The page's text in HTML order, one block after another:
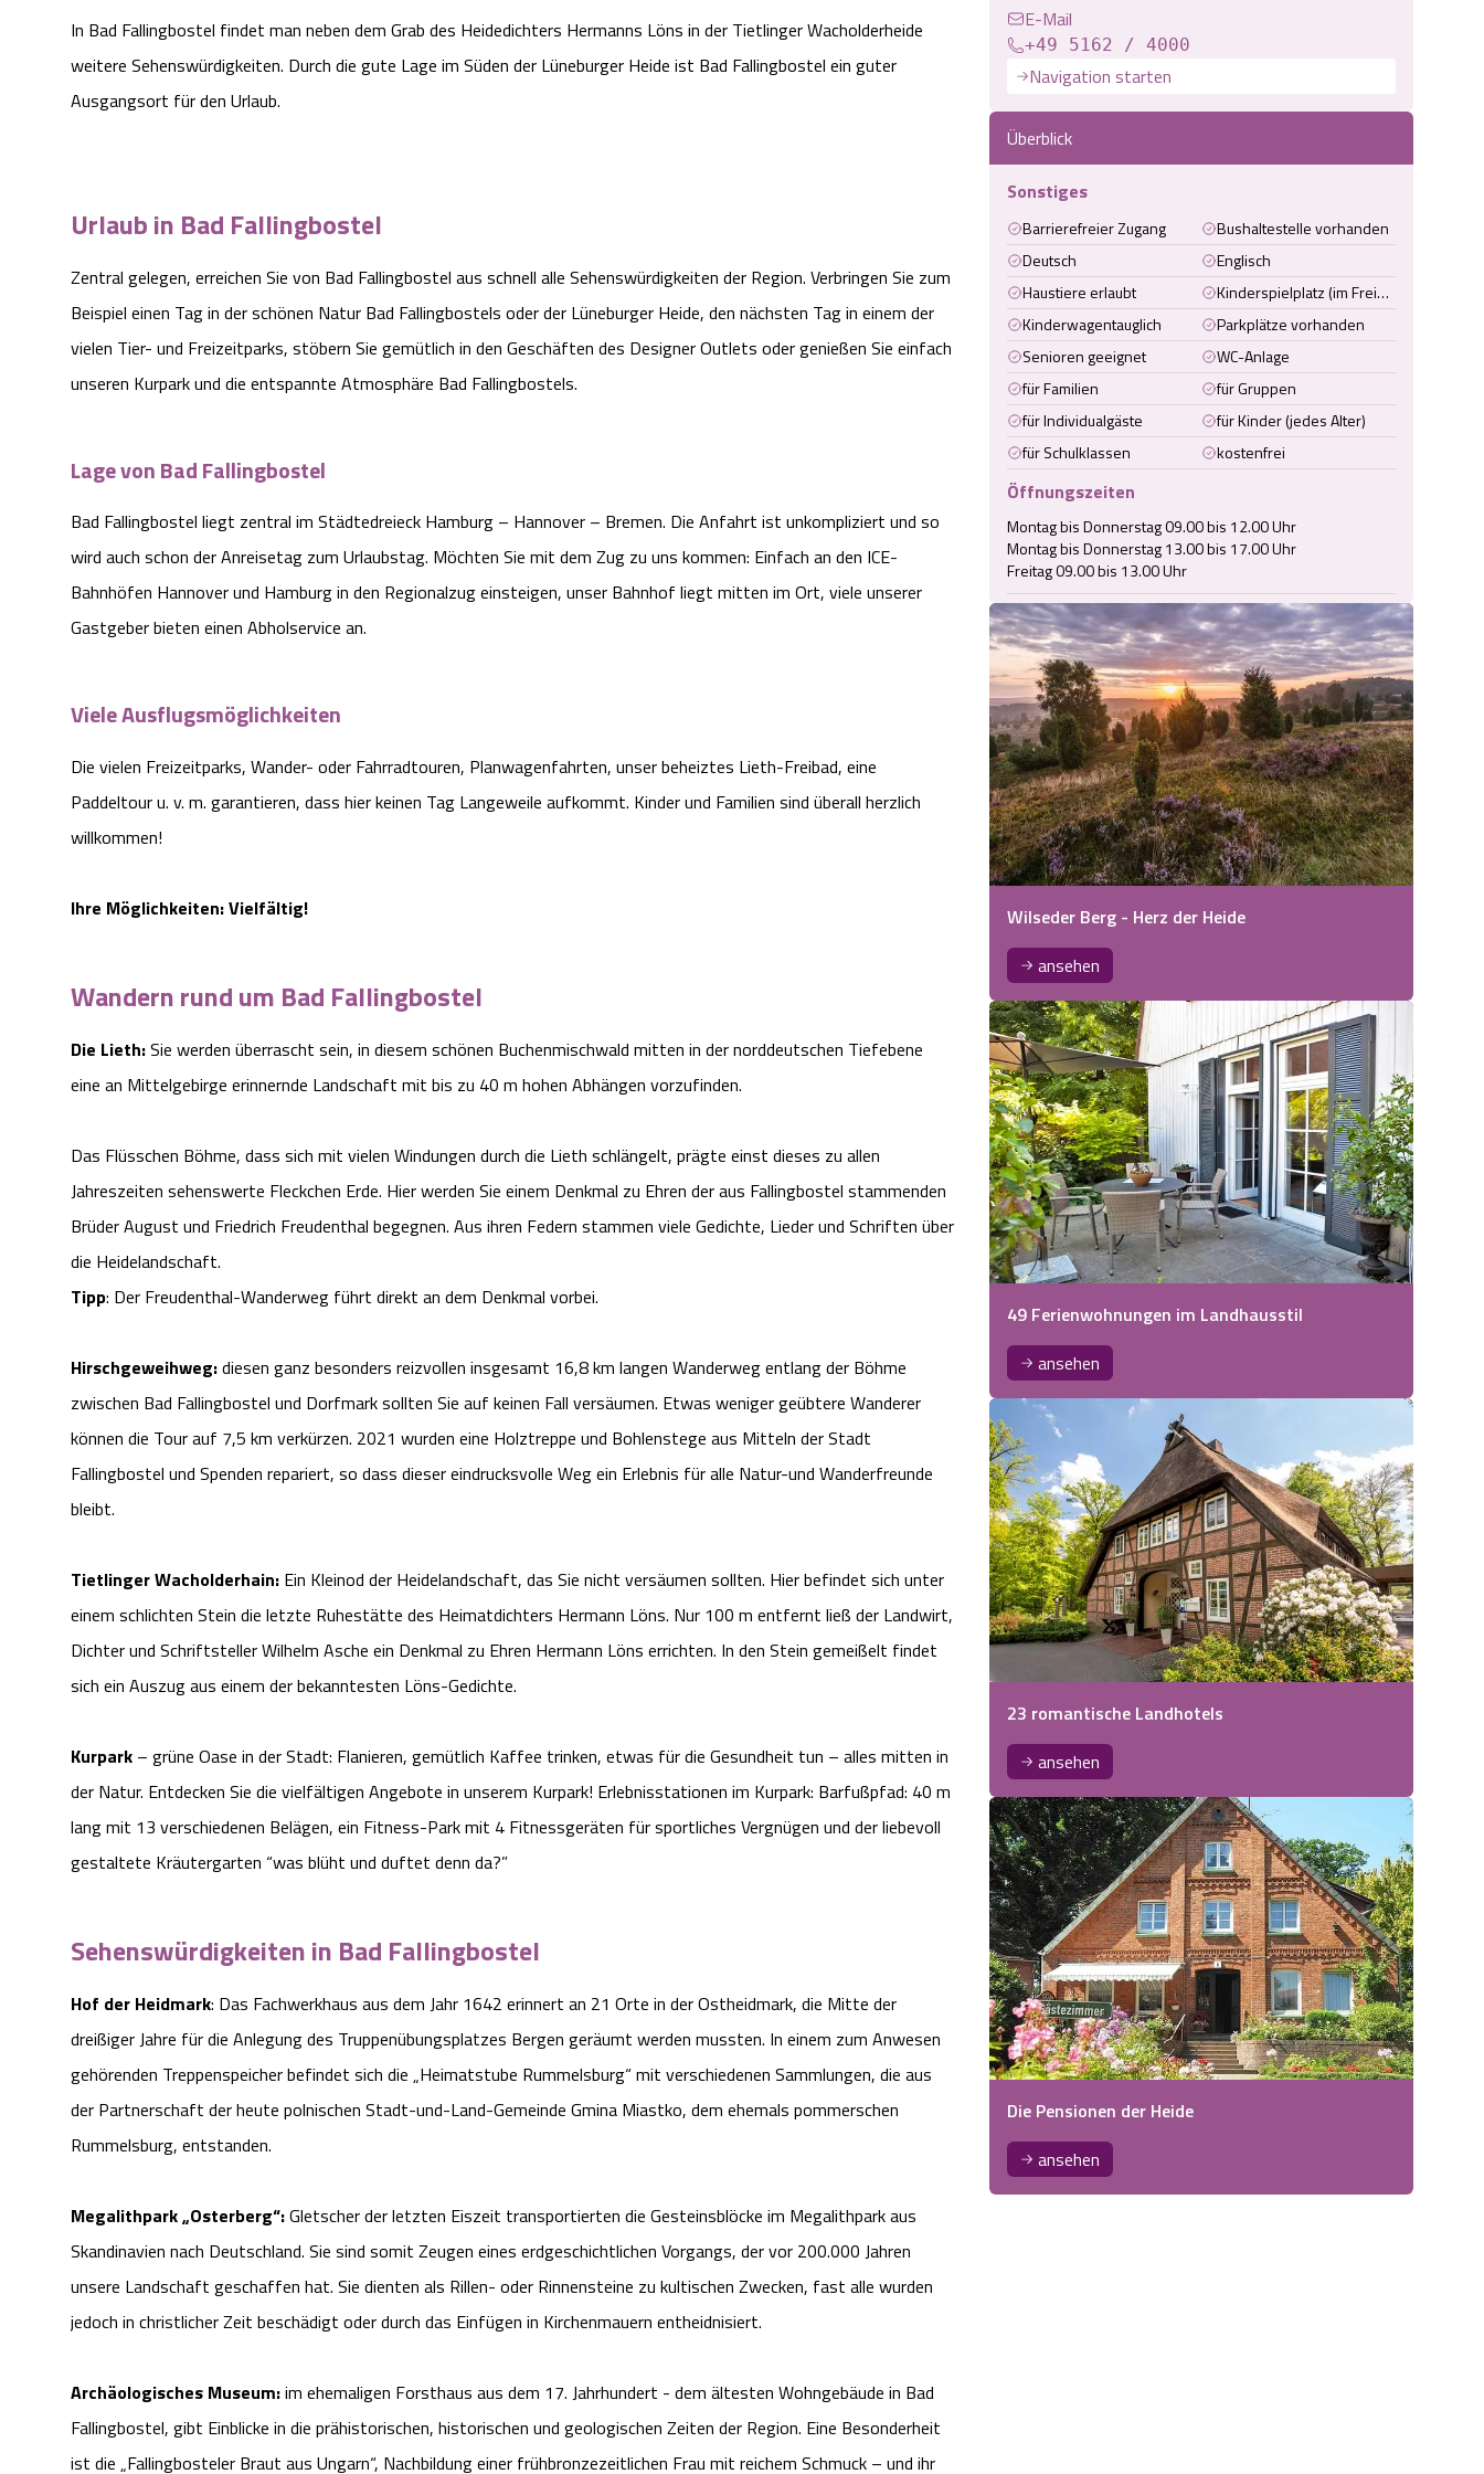
In Bad Fallingbostel findet man neben dem Grab des Heidedichters Hermanns Löns in der Tietlinger Wacholderheide
weitere Sehenswürdigkeiten. Durch die gute Lage im Süden der Lüneburger Heide ist Bad Fallingbostel ein guter
Ausgangsort für den Urlaub.
Urlaub in Bad Fallingbostel
Zentral gelegen, erreichen Sie von Bad Fallingbostel aus schnell alle Sehenswürdigkeiten der Region. Verbringen Sie zum
Beispiel einen Tag in der schönen Natur Bad Fallingbostels oder der Lüneburger Heide, den nächsten Tag in einem der
vielen Tier- und Freizeitparks, stöbern Sie gemütlich in den Geschäften des Designer Outlets oder genießen Sie einfach
unseren Kurpark und die entspannte Atmosphäre Bad Fallingbostels.
Lage von Bad Fallingbostel
Bad Fallingbostel liegt zentral im Städtedreieck Hamburg – Hannover – Bremen. Die Anfahrt ist unkompliziert und so
wird auch schon der Anreisetag zum Urlaubstag. Möchten Sie mit dem Zug zu uns kommen: Einfach an den ICE-
Bahnhöfen Hannover und Hamburg in den Regionalzug einsteigen, unser Bahnhof liegt mitten im Ort, viele unserer
Gastgeber bieten einen Abholservice an.
Viele Ausflugsmöglichkeiten
Die vielen Freizeitparks, Wander- oder Fahrradtouren, Planwagenfahrten, unser beheiztes Lieth-Freibad, eine
Paddeltour u. v. m. garantieren, dass hier keinen Tag Langeweile aufkommt. Kinder und Familien sind überall herzlich
willkommen!
Ihre Möglichkeiten: Vielfältig!
Wandern rund um Bad Fallingbostel
Die Lieth:Sie werden überrascht sein, in diesem schönen Buchenmischwald mitten in der norddeutschen Tiefebene
eine an Mittelgebirge erinnernde Landschaft mit bis zu 40 m hohen Abhängen vorzufinden.
Das Flüsschen Böhme, dass sich mit vielen Windungen durch die Lieth schlängelt, prägte einst dieses zu allen
Jahreszeiten sehenswerte Fleckchen Erde. Hier werden Sie einem Denkmal zu Ehren der aus Fallingbostel stammenden
Brüder August und Friedrich Freudenthal begegnen. Aus ihren Federn stammen viele Gedichte, Lieder und Schriften über
die Heidelandschaft.
Tipp: Der Freudenthal-Wanderweg führt direkt an dem Denkmal vorbei.
Hirschgeweihweg:diesen ganz besonders reizvollen insgesamt 16,8 km langen Wanderweg entlang der Böhme
zwischen Bad Fallingbostel und Dorfmark sollten Sie auf keinen Fall versäumen. Etwas weniger geübtere Wanderer
können die Tour auf 7,5 km verkürzen. 2021 wurden eine Holztreppe und Bohlenstege aus Mitteln der Stadt
Fallingbostel und Spenden repariert, so dass dieser eindrucksvolle Weg ein Erlebnis für alle Natur-und Wanderfreunde
bleibt.
Tietlinger Wacholderhain: Ein Kleinod der Heidelandschaft, das Sie nicht versäumen sollten. Hier befindet sich unter
einem schlichten Stein die letzte Ruhestätte des Heimatdichters Hermann Löns. Nur 100 m entfernt ließ der Landwirt,
Dichter und Schriftsteller Wilhelm Asche ein Denkmal zu Ehren Hermann Löns errichten. In den Stein gemeißelt findet
sich ein Auszug aus einem der bekanntesten Löns-Gedichte.
Kurpark – grüne Oase in der Stadt: Flanieren, gemütlich Kaffee trinken, etwas für die Gesundheit tun – alles mitten in
der Natur. Entdecken Sie die vielfältigen Angebote in unserem Kurpark! Erlebnisstationen im Kurpark: Barfußpfad: 40 m
lang mit 13 verschiedenen Belägen, ein Fitness-Park mit 4 Fitnessgeräten für sportliches Vergnügen und der liebevoll
gestaltete Kräutergarten “was blüht und duftet denn da?”
Sehenswürdigkeiten in Bad Fallingbostel
Hof der Heidmark: Das Fachwerkhaus aus dem Jahr 1642 erinnert an 21 Orte in der Ostheidmark, die Mitte der
dreißiger Jahre für die Anlegung des Truppenübungsplatzes Bergen geräumt werden mussten. In einem zum Anwesen
gehörenden Treppenspeicher befindet sich die „Heimatstube Rummelsburg“ mit verschiedenen Sammlungen, die aus
der Partnerschaft der heute polnischen Stadt-und-Land-Gemeinde Gmina Miastko, dem ehemals pommerschen
Rummelsburg, entstanden.
Megalithpark „Osterberg“:Gletscher der letzten Eiszeit transportierten die Gesteinsblöcke im Megalithpark aus
Skandinavien nach Deutschland. Sie sind somit Zeugen eines erdgeschichtlichen Vorgangs, der vor 200.000 Jahren
unsere Landschaft geschaffen hat. Sie dienten als Rillen- oder Rinnensteine zu kultischen Zwecken, fast alle wurden
jedoch in christlicher Zeit beschädigt oder durch das Einfügen in Kirchenmauern entheidnisiert.
Archäologisches Museum:im ehemaligen Forsthaus aus dem 17. Jahrhundert - dem ältesten Wohngebäude in Bad
Fallingbostel, gibt Einblicke in die prähistorischen, historischen und geologischen Zeiten der Region. Eine Besonderheit
ist die „Fallingbosteler Braut aus Ungarn“, Nachbildung einer frühbronzezeitlichen Frau mit reichem Schmuck – und ihr
E-Mail
+49 5162 / 4000
Navigation starten
Überblick
Sonstiges
Barrierefreier Zugang
Bushaltestelle vorhanden
Deutsch
Englisch
Haustiere erlaubt
Kinderspielplatz (im Freien)
Kinderwagentauglich
Parkplätze vorhanden
Senioren geeignet
WC-Anlage
für Familien
für Gruppen
für Individualgäste
für Kinder (jedes Alter)
für Schulklassen
kostenfrei
Öffnungszeiten
Montag bis Donnerstag 09.00 bis 12.00 Uhr
Montag bis Donnerstag 13.00 bis 17.00 Uhr
Wilseder Berg - Herz der Heide
ansehen
49 Ferienwohnungen im Landhausstil
ansehen
23 romantische Landhotels
ansehen
Die Pensionen der Heide
ansehen